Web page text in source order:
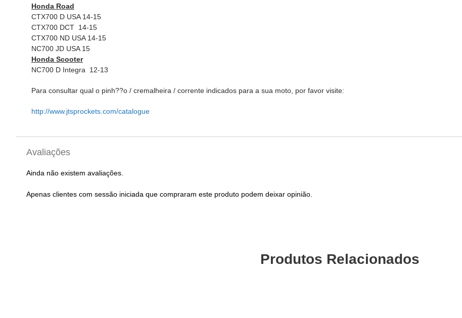
Honda Road
CTX700 D USA 14-15
CTX700 DCT 14-15
CTX700 ND USA 14-15
NC700 JD USA 15
Honda Scooter
NC700 D Integra 12-13
Para consultar qual o pinh??o / cremalheira / corrente indicados para a sua moto, por favor visite:
http://www.jtsprockets.com/catalogue
Avaliações
Ainda não existem avaliações.
Apenas clientes com sessão iniciada que compraram este produto podem deixar opinião.
Produtos Relacionados